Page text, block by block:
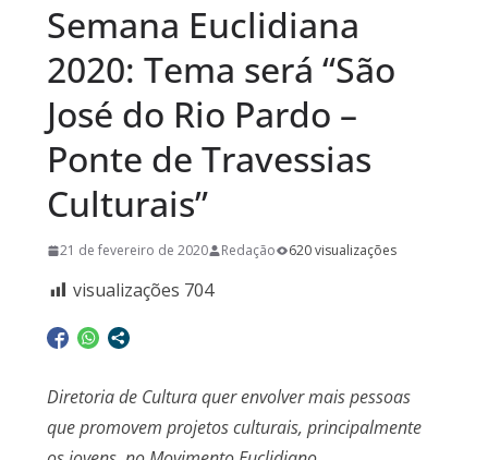
Semana Euclidiana
2020: Tema será “São
José do Rio Pardo –
Ponte de Travessias
Culturais”
21 de fevereiro de 2020 Redação 620 visualizações
visualizações 704
Diretoria de Cultura quer envolver mais pessoas
que promovem projetos culturais, principalmente